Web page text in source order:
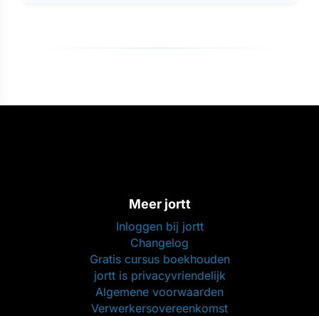
Meer jortt
Inloggen bij jortt
Changelog
Gratis cursus boekhouden
jortt is privacyvriendelijk
Algemene voorwaarden
Verwerkersovereenkomst